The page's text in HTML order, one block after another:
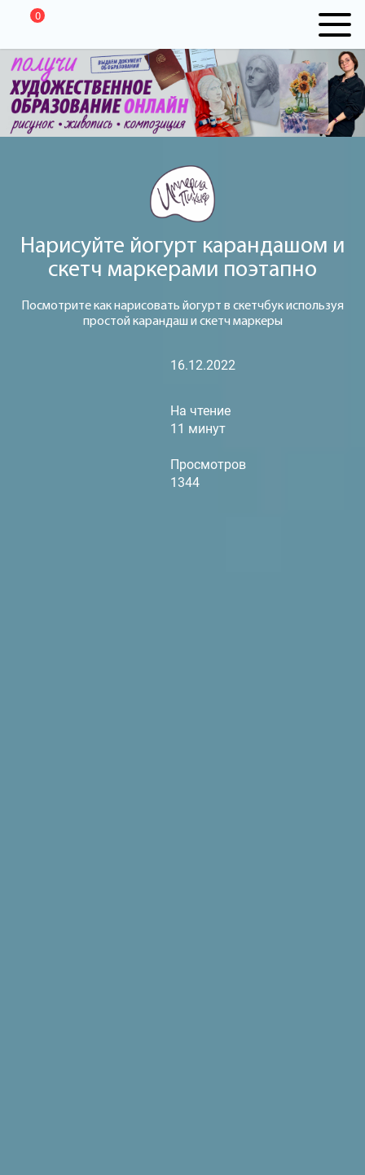
0
Нарисуйте йогурт карандашом и
скетч маркерами поэтапно
Посмотрите как нарисовать йогурт в скетчбук используя
простой карандаш и скетч маркеры
16.12.2022
На чтение
11 минут
Просмотров
1344